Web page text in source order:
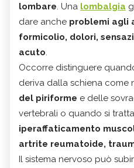
lombare. Una lombalgia
dare anche problemi agli
formicolio, dolori,
acuto.
Occorre distinguere
deriva dalla schiena come
del piriforme e delle
vertebrali o quando si
iperaffaticamento
artrite reumatoide,
Il sistema nervoso può